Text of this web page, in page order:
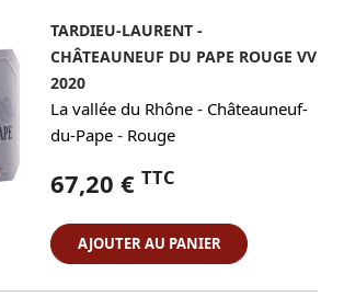
TARDIEU-LAURENT -
CHÂTEAUNEUF DU PAPE ROUGE VV
2020
La vallée du Rhône - Châteauneuf-
du-Pape - Rouge
67,20 € TTC
AJOUTER AU PANIER